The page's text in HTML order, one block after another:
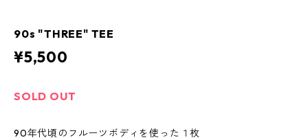
90s "THREE" TEE
¥5,500
SOLD OUT
90年代頃のフルーツボディを使った１枚